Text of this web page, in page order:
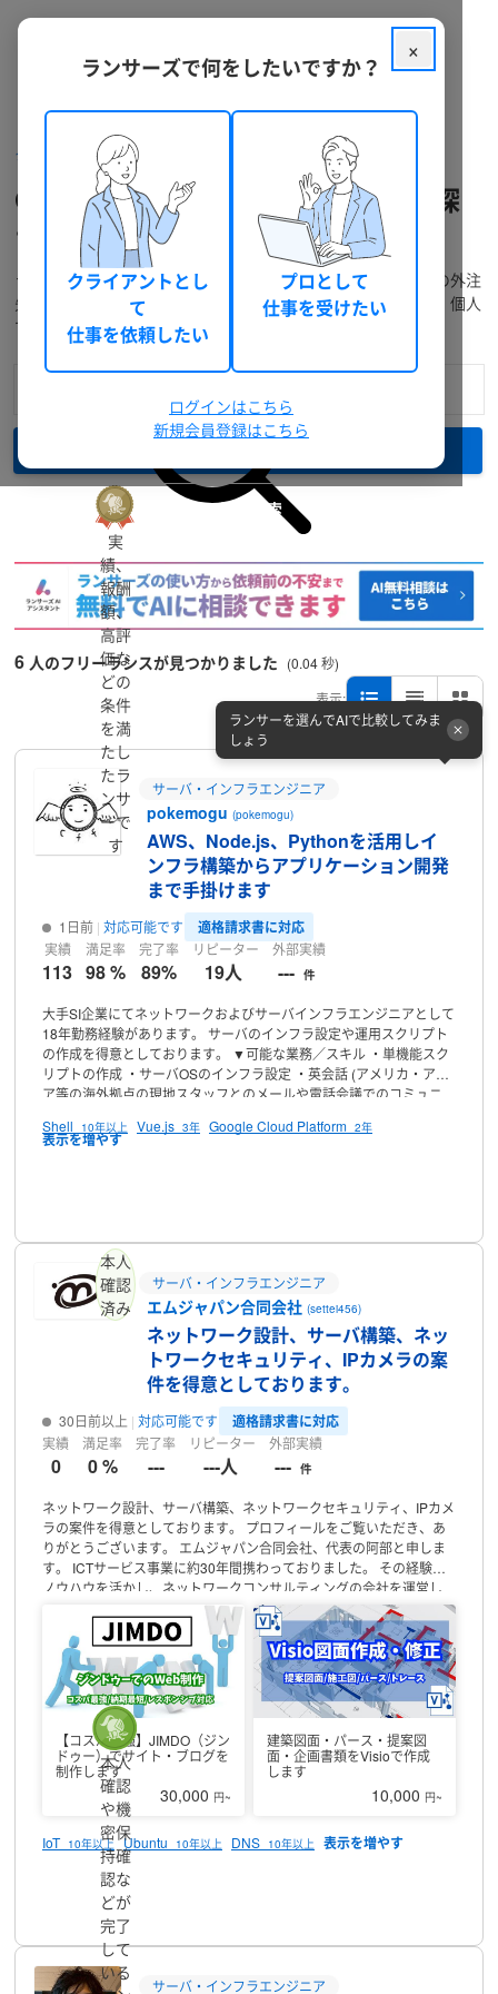
クラウドソーシング ランサーズ フリーランスを探す
GoogleMapsAPIのフリーランスを探
す
ランサーズには、経験豊富なフリーランスが多数在籍。プロの外注
先に発注・仕事依頼をしたい方は料金や実績で検索できます。個人
で仕事を受注したい方には無料登録がおすすめです。
詳細検索
6 人のフリーランスが見つかりました (0.04 秒)
表示:
実
績、
報酬
額、
高評
価な
どの
条件
を満
たし
たラ
ンサ
ーで
す
サーバ・インフラエンジニア
pokemogu(pokemogu)
AWS、Node.js、Pythonを活用しイ
ンフラ構築からアプリケーション開発
まで手掛けます
ランサーを選んでAIで比較してみま
しょう
1日前 対応可能です 適格請求書に対応
実績
113
満足率
98 %
完了率
89%
リピーター
19人
外部実績
--- 件
大手SI企業にてネットワークおよびサーバインフラエンジニアとして
18年勤務経験があります。
サーバのインフラ設定や運用スクリプト
の作成を得意としております。
▼可能な業務／スキル ・単機能スク
リプトの作成 ・サーバOSのインフラ設定 ・英会話 (アメリカ・アジ
ア等の海外拠点の現地スタッフとのメールや電話会議でのコミュニ
クの構築・海外拠点との協同でのシステム更改プロジェクト
Shell 10年以上 Vue.js 3年 Google Cloud Platform 2年
本人
確認
済み
サーバ・インフラエンジニア
エムジャパン合同会社(settei456)
ネットワーク設計、サーバ構築、ネッ
トワークセキュリティ、IPカメラの案
件を得意としております。
30日前以上 対応可能です 適格請求書に対応
実績
0
満足率
0 %
完了率
---
リピーター
---人
外部実績
--- 件
ネットワーク設計、サーバ構築、ネットワークセキュリティ、IPカメ
ラの案件を得意としております。
プロフィールをご覧いただき、あ
りがとうございます。
エムジャパン合同会社、代表の阿部と申しま
す。
ICTサービス事業に約30年間携わっておりました。
その経験と
ノウハウを活かし、ネットワークコンサルティングの会社を運営し
お気軽にご相談、お問い合わせください。
▼可能な業
務／スキル【ネットワーク】 ・有線LAN、無線LANのネットワーク
構築・VPN設定【サーバ構築】 ・サーバのインフラ設定・
WindowsServer、LinuxServerの構築、保守、運用支援【IPカメラ】
・ネットワークカメラシステム構築、保守、運用支援・モバイル、
遠隔監視システムのインフラ設定
【Web・クラウド】・ECサイト
構築、運営管理・Web広告運用代行
築図面、配線図面、金物図面等のCAD図面の作成・ラフ図、手描き
図のトレース【その他】・テレマーケティング・ライティング・
データエントリ
・文字おこし【稼働時間／ご連絡】
電話以外であれ
ば土日を含めて終日コンタクト可能です。
原則6時間以内には返答致
・平日9:00～20:00
【コスパ最強】JIMDO（ジン
ドゥー）でサイト・ブログを
制作します
30,000 円~
建築図面・パース・提案図
面・企画書類をVisioで作成
します
10,000 円~
IoT 10年以上 Ubuntu 10年以上 DNS 10年以上
本人
確認
や機
密保
持確
認な
どが
完了
して
いる
サーバ・インフラエンジニア
×
ランサーズで何をしたいですか？
クライアントとし
て
仕事を依頼したい
プロとして
仕事を受けたい
ログインはこちら
新規会員登録はこちら